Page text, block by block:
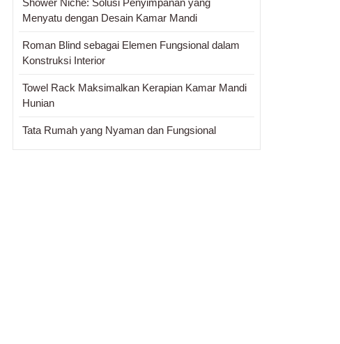
Shower Niche: Solusi Penyimpanan yang
Menyatu dengan Desain Kamar Mandi
Roman Blind sebagai Elemen Fungsional dalam
Konstruksi Interior
Towel Rack Maksimalkan Kerapian Kamar Mandi
Hunian
Tata Rumah yang Nyaman dan Fungsional